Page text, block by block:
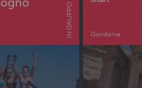
IN GRUPPO Giordania